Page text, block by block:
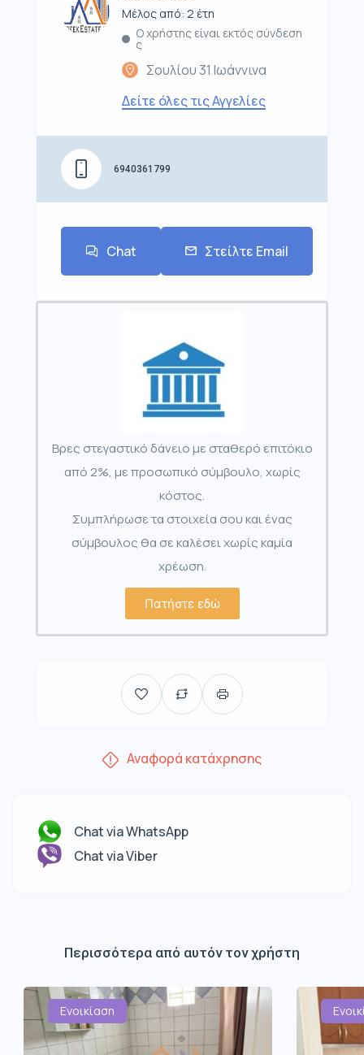
Μέλος από: 2 έτη
Ο χρήστης είναι εκτός σύνδεση
ς
Σουλίου 31 Ιωάννινα
Δείτε όλες τις Αγγελίες
6940361799
Chat Στείλτε Email
Βρες στεγαστικό δάνειο με σταθερό επιτόκιο
από 2%, με προσωπικό σύμβουλο, χωρίς
κόστος.
Συμπλήρωσε τα στοιχεία σου και ένας
σύμβουλος θα σε καλέσει χωρίς καμία
χρέωση.
Πατήστε εδώ
Αναφορά κατάχρησης
Chat via WhatsApp
Chat via Viber
Περισσότερα από αυτόν τον χρήστη
Ενοικίαση